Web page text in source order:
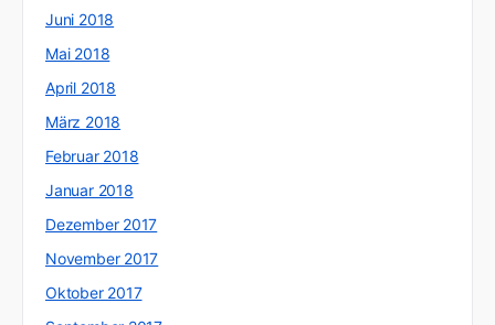
Juni 2018
Mai 2018
April 2018
März 2018
Februar 2018
Januar 2018
Dezember 2017
November 2017
Oktober 2017